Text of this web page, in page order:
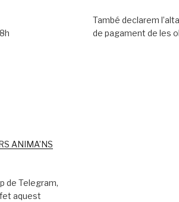
ANIMA’NS
de Telegram,
aquest
També declarem
de pagament de les